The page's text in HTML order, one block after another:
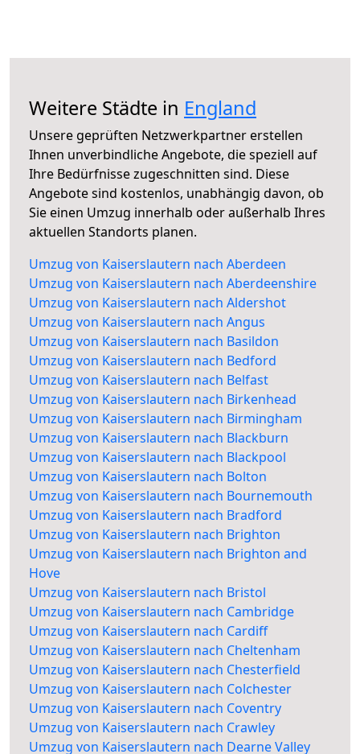
Weitere Städte in England
Unsere geprüften Netzwerkpartner erstellen
Ihnen unverbindliche Angebote, die speziell auf
Ihre Bedürfnisse zugeschnitten sind. Diese
Angebote sind kostenlos, unabhängig davon, ob
Sie einen Umzug innerhalb oder außerhalb Ihres
aktuellen Standorts planen.
Umzug von Kaiserslautern nach Aberdeen
Umzug von Kaiserslautern nach Aberdeenshire
Umzug von Kaiserslautern nach Aldershot
Umzug von Kaiserslautern nach Angus
Umzug von Kaiserslautern nach Basildon
Umzug von Kaiserslautern nach Bedford
Umzug von Kaiserslautern nach Belfast
Umzug von Kaiserslautern nach Birkenhead
Umzug von Kaiserslautern nach Birmingham
Umzug von Kaiserslautern nach Blackburn
Umzug von Kaiserslautern nach Blackpool
Umzug von Kaiserslautern nach Bolton
Umzug von Kaiserslautern nach Bournemouth
Umzug von Kaiserslautern nach Bradford
Umzug von Kaiserslautern nach Brighton
Umzug von Kaiserslautern nach Brighton and
Hove
Umzug von Kaiserslautern nach Bristol
Umzug von Kaiserslautern nach Cambridge
Umzug von Kaiserslautern nach Cardiff
Umzug von Kaiserslautern nach Cheltenham
Umzug von Kaiserslautern nach Chesterfield
Umzug von Kaiserslautern nach Colchester
Umzug von Kaiserslautern nach Coventry
Umzug von Kaiserslautern nach Crawley
Umzug von Kaiserslautern nach Dearne Valley